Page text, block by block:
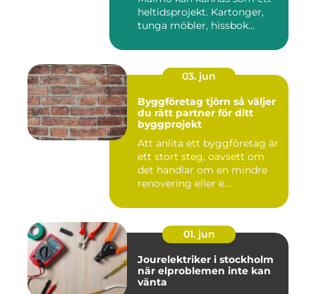
heltidsprojekt. Kartonger,
tunga möbler, hissbok...
03. jun
Byggföretag tjörn så väljer
du rätt partner för ditt
byggprojekt
Att anlita ett byggföretag är
ett stort steg, oavsett om
det handlar om en mindre
renovering eller e...
01. jun
Jourelektriker i stockholm
när elproblemen inte kan
vänta